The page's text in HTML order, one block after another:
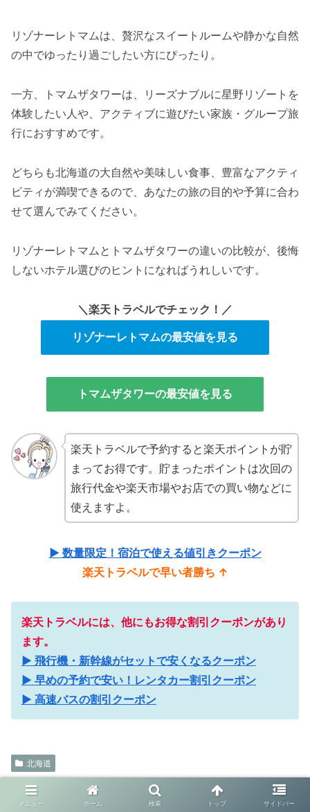
リゾナーレトマムは、贅沢なスイートルームや静かな自然
の中でゆったり過ごしたい方にぴったり。
一方、トマムザタワーは、リーズナブルに星野リゾートを
体験したい人や、アクティブに遊びたい家族・グループ旅
行におすすめです。
どちらも北海道の大自然や美味しい食事、豊富なアクティ
ビティが満喫できるので、あなたの旅の目的や予算に合わ
せて選んでみてください。
リゾナーレトマムとトマムザタワーの違いの比較が、後悔
しないホテル選びのヒントになればうれしいです。
＼楽天トラベルでチェック！／
リゾナーレトマムの最安値を見る
トマムザタワーの最安値を見る
楽天トラベルで予約すると楽天ポイントが貯
まってお得です。貯まったポイントは次回の
旅行代金や楽天市場やお店での買い物などに
使えますよ。
▶ 数量限定！宿泊で使える値引きクーポン
楽天トラベルで早い者勝ち ↑
楽天トラベルには、他にもお得な割引クーポンがあり
ます。
▶ 飛行機・新幹線がセットで安くなるクーポン
▶ 早めの予約で安い！レンタカー割引クーポン
▶ 高速バスの割引クーポン
北海道
ほっこをフォローする
メニュー ホーム 検索 トップ サイドバー